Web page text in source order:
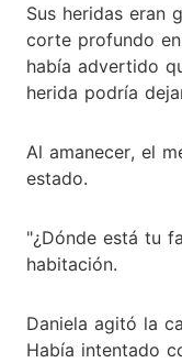
Sus heridas eran
corte profundo
había advertido
herida podría
Al amanecer, el
estado.
"¿Dónde está tu
habitación.
Daniela agitó la
Había intentado